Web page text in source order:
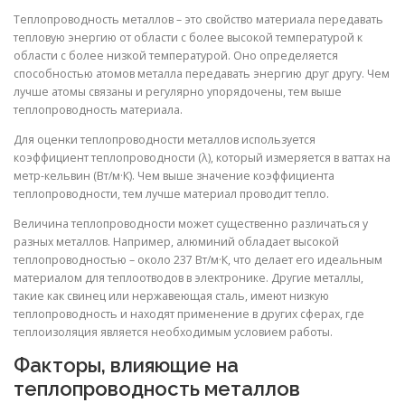
Теплопроводность металлов – это свойство материала передавать
тепловую энергию от области с более высокой температурой к
области с более низкой температурой. Оно определяется
способностью атомов металла передавать энергию друг другу. Чем
лучше атомы связаны и регулярно упорядочены, тем выше
теплопроводность материала.
Для оценки теплопроводности металлов используется
коэффициент теплопроводности (λ), который измеряется в ваттах на
метр-кельвин (Вт/м·К). Чем выше значение коэффициента
теплопроводности, тем лучше материал проводит тепло.
Величина теплопроводности может существенно различаться у
разных металлов. Например, алюминий обладает высокой
теплопроводностью – около 237 Вт/м·К, что делает его идеальным
материалом для теплоотводов в электронике. Другие металлы,
такие как свинец или нержавеющая сталь, имеют низкую
теплопроводность и находят применение в других сферах, где
теплоизоляция является необходимым условием работы.
Факторы, влияющие на
теплопроводность металлов